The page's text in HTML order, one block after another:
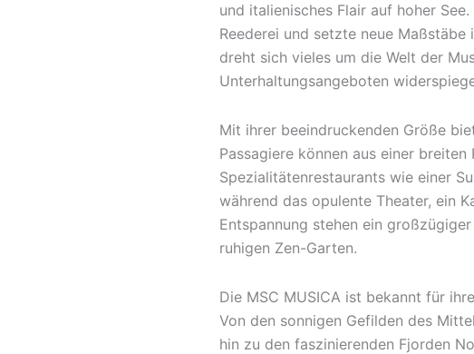
und italienisches Flair auf hoher
Reederei und setzte neue
dreht sich vieles um die Welt der
Unterhaltungsangeboten
Mit ihrer beeindruckenden Größe
Passagiere können aus einer
Spezialitätenrestaurants wie einer
während das opulente Theater, ein
Entspannung stehen ein
ruhigen Zen-Garten.
Die MSC MUSICA ist bekannt für
Von den sonnigen Gefilden des
hin zu den faszinierenden Fjorden